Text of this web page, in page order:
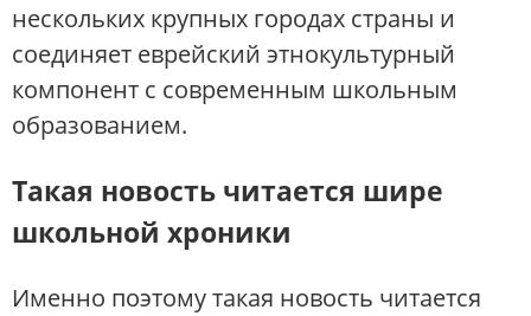
нескольких крупных городах страны и
соединяет еврейский этнокультурный
компонент с современным школьным
образованием.
Такая новость читается шире
школьной хроники
Именно поэтому такая новость читается